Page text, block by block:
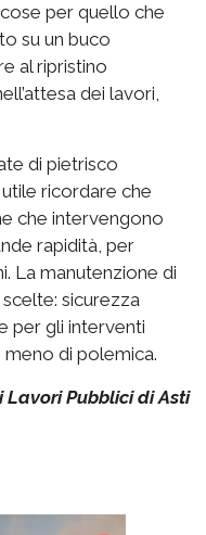
per quello che
su un buco
al ripristino
dei lavori,
di pietrisco
utile ricordare che
che intervengono
rapidità, per
La manutenzione di
sicurezza
per gli interventi
meno di polemica.
Lavori Pubblici di Asti